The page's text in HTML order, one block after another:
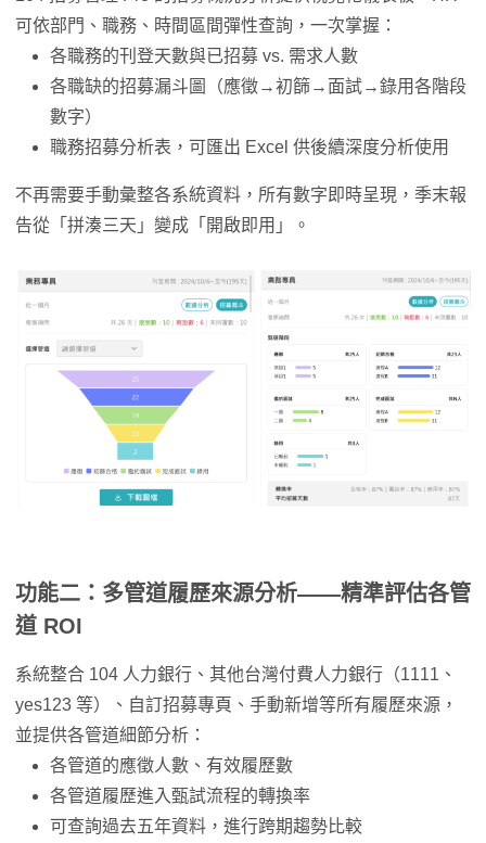
可依部門、職務、時間區間彈性查詢，一次掌握：
各職務的刊登天數與已招募 vs. 需求人數
各職缺的招募漏斗圖（應徵→初篩→面試→錄用各階段
數字）
職務招募分析表，可匯出 Excel 供後續深度分析使用
不再需要手動彙整各系統資料，所有數字即時呈現，季末報
告從「拼湊三天」變成「開啟即用」。
功能二：多管道履歷來源分析——精準評估各管
道 ROI
系統整合 104 人力銀行、其他台灣付費人力銀行（1111、
yes123 等）、自訂招募專頁、手動新增等所有履歷來源，
並提供各管道細節分析：
各管道的應徵人數、有效履歷數
各管道履歷進入甄試流程的轉換率
可查詢過去五年資料，進行跨期趨勢比較